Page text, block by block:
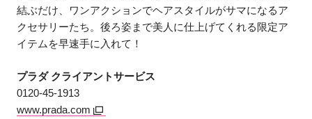
結ぶだけ、ワンアクションでヘアスタイルがサマになるア
クセサリーたち。後ろ姿まで美人に仕上げてくれる限定ア
イテムを早速手に入れて！
プラダ クライアントサービス
0120-45-1913
www.prada.com